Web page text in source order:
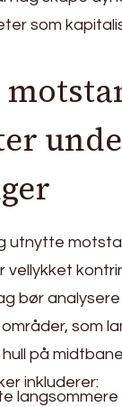
som
utnytte
vellykket
bør
som
på
inkluderer: